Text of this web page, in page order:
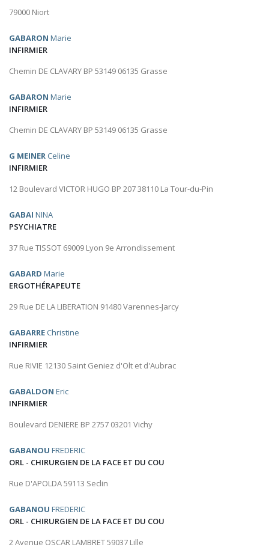
79000 Niort
GABARON Marie
INFIRMIER
Chemin DE CLAVARY BP 53149 06135 Grasse
GABARON Marie
INFIRMIER
Chemin DE CLAVARY BP 53149 06135 Grasse
G MEINER Celine
INFIRMIER
12 Boulevard VICTOR HUGO BP 207 38110 La Tour-du-Pin
GABAI NINA
PSYCHIATRE
37 Rue TISSOT 69009 Lyon 9e Arrondissement
GABARD Marie
ERGOTHÉRAPEUTE
29 Rue DE LA LIBERATION 91480 Varennes-Jarcy
GABARRE Christine
INFIRMIER
Rue RIVIE 12130 Saint Geniez d'Olt et d'Aubrac
GABALDON Eric
INFIRMIER
Boulevard DENIERE BP 2757 03201 Vichy
GABANOU FREDERIC
ORL - CHIRURGIEN DE LA FACE ET DU COU
Rue D'APOLDA 59113 Seclin
GABANOU FREDERIC
ORL - CHIRURGIEN DE LA FACE ET DU COU
2 Avenue OSCAR LAMBRET 59037 Lille